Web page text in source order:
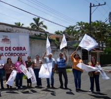
y fortalecer la
la comunidad.